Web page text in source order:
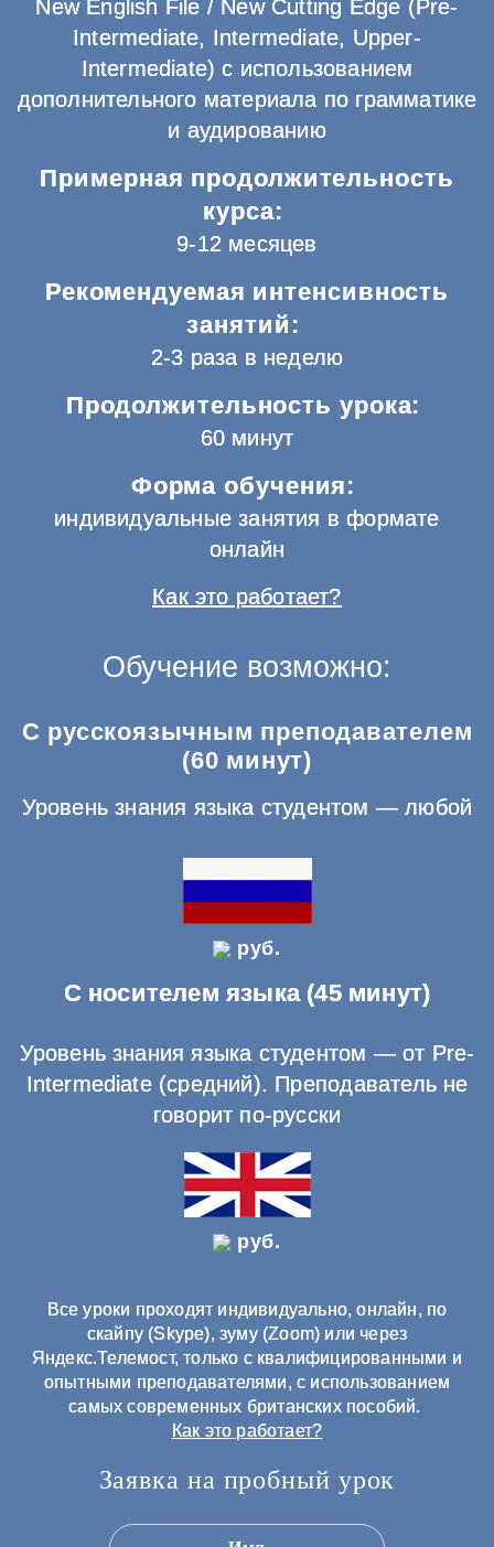
New English File / New Cutting Edge (Pre-
Intermediate, Intermediate, Upper-
Intermediate) с использованием
дополнительного материала по грамматике
и аудированию
Примерная продолжительность
курса:
9-12 месяцев
Рекомендуемая интенсивность
занятий:
2-3 раза в неделю
Продолжительность урока:
60 минут
Форма обучения:
индивидуальные занятия в формате
онлайн
Как это работает?
Обучение возможно:
С русскоязычным преподавателем
(60 минут)
Уровень знания языка студентом — любой
руб.
С носителем языка (45 минут)
Уровень знания языка студентом — от Pre-
Intermediate (средний). Преподаватель не
говорит по-русски
руб.
Все уроки проходят индивидуально, онлайн, по
скайпу (Skype), зуму (Zoom) или через
Яндекс.Телемост, только с квалифицированными и
опытными преподавателями, с использованием
самых современных британских пособий.
Как это работает?
Заявка на пробный урок